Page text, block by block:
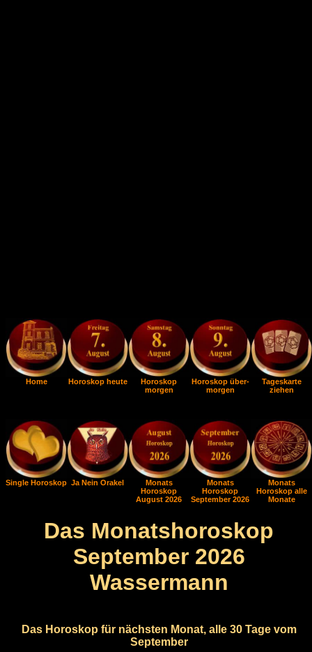
Home Horoskop heute
Horoskop
morgen
Horoskop über-
morgen
Tageskarte
ziehen
Single Horoskop Ja Nein Orakel
Monats
Horoskop
August 2026
Monats
Horoskop
September 2026
Monats
Horoskop alle
Monate
Das Monatshoroskop
September 2026
Wassermann
Das Horoskop für nächsten Monat, alle 30 Tage vom
September